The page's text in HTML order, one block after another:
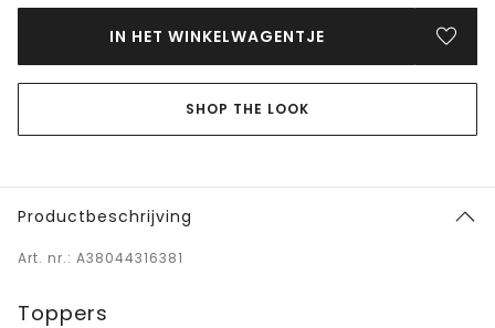
IN HET WINKELWAGENTJE
SHOP THE LOOK
Productbeschrijving
Art. nr.: A38044316381
Toppers